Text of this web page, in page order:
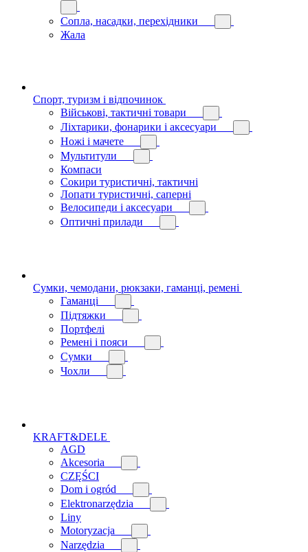
Сопла, насадки, перехідники
Жала
Спорт, туризм і відпочинок
Військові, тактичні товари
Ліхтарики, фонарики і аксесуари
Ножі і мачете
Мультитули
Компаси
Сокири туристичні, тактичні
Лопати туристичні, саперні
Велосипеди і аксесуари
Оптичні прилади
Сумки, чемодани, рюкзаки, гаманці, ремені
Гаманці
Підтяжки
Портфелі
Ремені і пояси
Сумки
Чохли
KRAFT&DELE
AGD
Akcesoria
CZĘŚCI
Dom i ogród
Elektronarzędzia
Liny
Motoryzacja
Narzędzia